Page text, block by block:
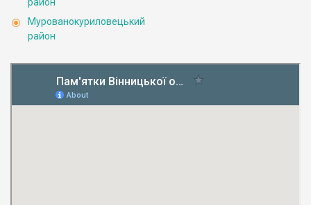
Мурованокуриловецький
район